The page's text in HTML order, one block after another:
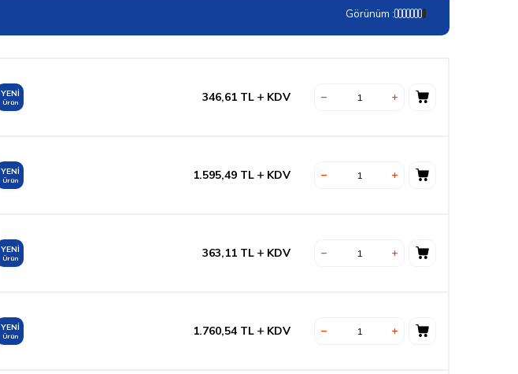
Görünüm :
YENI
Ürün 346,61 TL KDV
YENI
Ürün 1.595,49 TL KDV
YENI
Ürün 363,11 TL KDV
YENI
Ürün 1.760,54 TL KDV